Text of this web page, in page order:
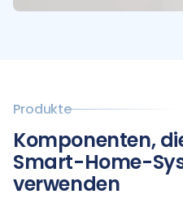
Produkte
Komponenten,
Smart-Home-
verwenden